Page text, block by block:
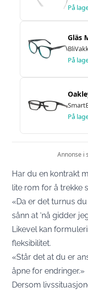
Har du en kontrakt
lite rom for å trekke
«Da er det turnus
sånn at ‘nå gidder
Likevel kan
fleksibilitet.
«Står det at du er
åpne for endringer.»
Dersom